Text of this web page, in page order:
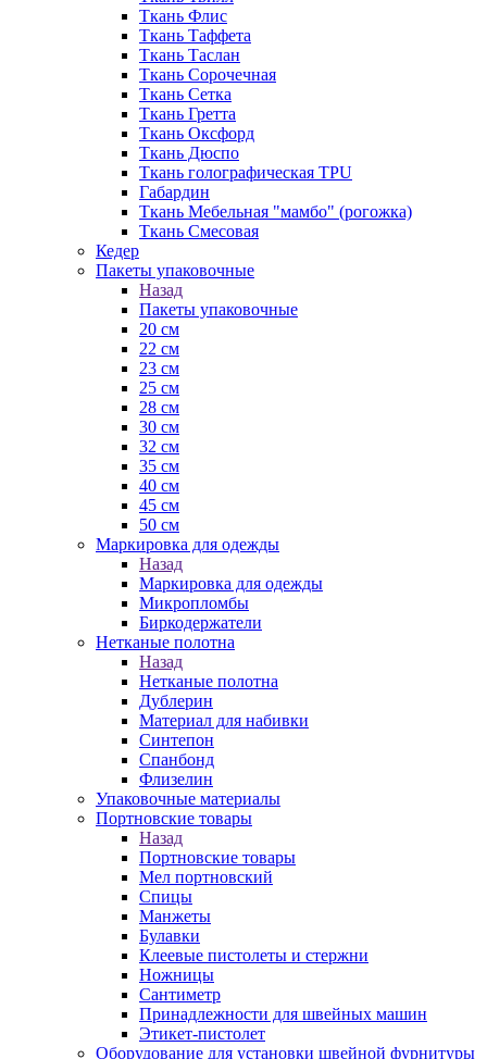
Ткань Флис
Ткань Таффета
Ткань Таслан
Ткань Сорочечная
Ткань Сетка
Ткань Гретта
Ткань Оксфорд
Ткань Дюспо
Ткань голографическая TPU
Габардин
Ткань Мебельная "мамбо" (рогожка)
Ткань Смесовая
Кедер
Пакеты упаковочные
Назад
Пакеты упаковочные
20 см
22 см
23 см
25 см
28 см
30 см
32 см
35 см
40 см
45 см
50 см
Маркировка для одежды
Назад
Маркировка для одежды
Микропломбы
Биркодержатели
Нетканые полотна
Назад
Нетканые полотна
Дублерин
Материал для набивки
Синтепон
Спанбонд
Флизелин
Упаковочные материалы
Портновские товары
Назад
Портновские товары
Мел портновский
Спицы
Манжеты
Булавки
Клеевые пистолеты и стержни
Ножницы
Сантиметр
Принадлежности для швейных машин
Этикет-пистолет
Оборудование для установки швейной фурнитуры